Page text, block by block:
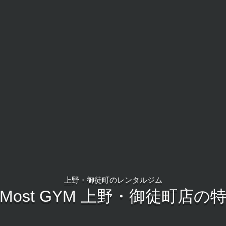
上野・御徒町のレンタルジム
GYM 上野・御徒町店の